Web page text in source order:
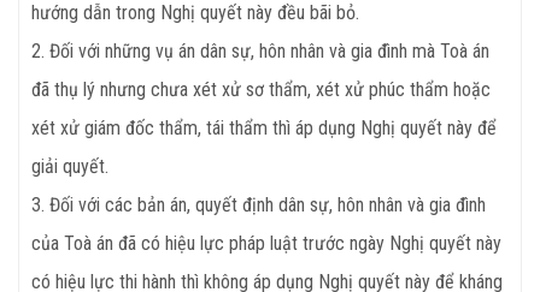
hướng dẫn trong Nghị quyết này đều bãi bỏ.
2. Đối với những vụ án dân sự, hôn nhân và gia đình mà Toà án
đã thụ lý nhưng chưa xét xử sơ thẩm, xét xử phúc thẩm hoặc
xét xử giám đốc thẩm, tái thẩm thì áp dụng Nghị quyết này để
giải quyết.
3. Đối với các bản án, quyết định dân sự, hôn nhân và gia đình
của Toà án đã có hiệu lực pháp luật trước ngày Nghị quyết này
có hiệu lực thi hành thì không áp dụng Nghị quyết này để kháng